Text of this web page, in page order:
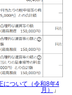
について（令和8年4
月）
」